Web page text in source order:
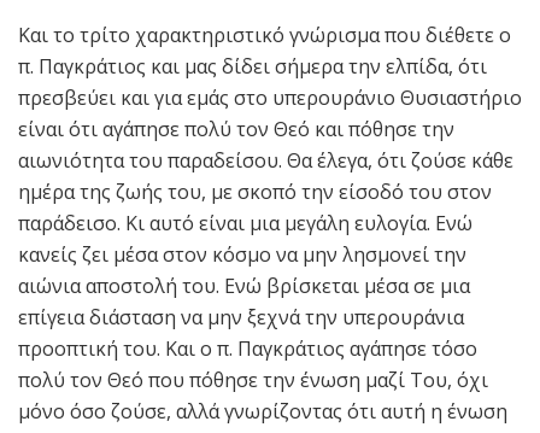
Και το τρίτο χαρακτηριστικό γνώρισμα που διέθετε ο
π. Παγκράτιος και μας δίδει σήμερα την ελπίδα, ότι
πρεσβεύει και για εμάς στο υπερουράνιο Θυσιαστήριο
είναι ότι αγάπησε πολύ τον Θεό και πόθησε την
αιωνιότητα του παραδείσου. Θα έλεγα, ότι ζούσε κάθε
ημέρα της ζωής του, με σκοπό την είσοδό του στον
παράδεισο. Κι αυτό είναι μια μεγάλη ευλογία. Ενώ
κανείς ζει μέσα στον κόσμο να μην λησμονεί την
αιώνια αποστολή του. Ενώ βρίσκεται μέσα σε μια
επίγεια διάσταση να μην ξεχνά την υπερουράνια
προοπτική του. Και ο π. Παγκράτιος αγάπησε τόσο
πολύ τον Θεό που πόθησε την ένωση μαζί Του, όχι
μόνο όσο ζούσε, αλλά γνωρίζοντας ότι αυτή η ένωση